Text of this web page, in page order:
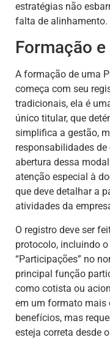
estratégias não
falta de alinhamento.
Formação
A formação de uma
começa com seu
tradicionais, ela é
único titular, que
simplifica a gestão,
responsabilidades
abertura dessa
atenção especial à
que deve detalhar a
atividades da
O registro deve ser
protocolo, incluindo
“Participações” no
principal função
como cotista ou
em um formato mais
benefícios, mas
esteja correta desde